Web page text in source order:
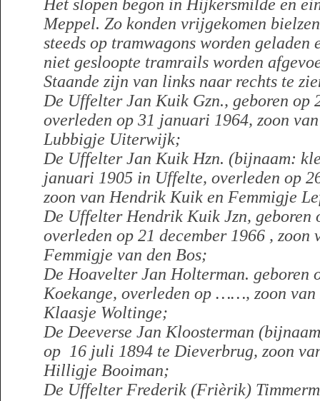
Het slopen begon in Hijkersmilde en
Meppel. Zo konden vrijgekomen
steeds op tramwagons worden geladen
niet gesloopte tramrails worden
Staande zijn van links naar rechts te
De Uffelter Jan Kuik Gzn., geboren
overleden op 31 januari 1964, zoon
Lubbigje Uiterwijk;
De Uffelter Jan Kuik Hzn. (bijnaam:
januari 1905 in Uffelte, overleden op
zoon van Hendrik Kuik en Femmigje
De Uffelter Hendrik Kuik Jzn, geboren
overleden op 21 december 1966 , zoon
Femmigje van den Bos;
De Hoavelter Jan Holterman. geboren
Koekange, overleden op ……, zoon van
Klaasje Woltinge;
De Deeverse Jan Kloosterman
op 16 juli 1894 te Dieverbrug, zoon
Hilligje Booiman;
De Uffelter Frederik (Frièrik)